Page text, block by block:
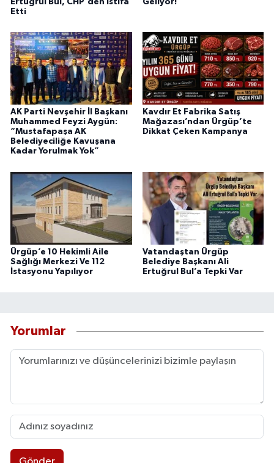
Etti
AK Parti Nevşehir İl Başkanı
Muhammed Feyzi Aygün:
“Mustafapaşa AK
Belediyeciliğe Kavuşana
Kadar Yorulmak Yok”
Kavdır Et Fabrika Satış
Mağazası’ndan Ürgüp’te
Dikkat Çeken Kampanya
Ürgüp’e 10 Hekimli Aile
Sağlığı Merkezi Ve 112
İstasyonu Yapılıyor
Vatandaştan Ürgüp
Belediye Başkanı Ali
Ertuğrul Bul’a Tepki Var
Yorumlar